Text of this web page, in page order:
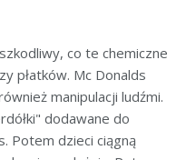
co te chemiczne
płatków. Mc Donalds
manipulacji ludźmi.
dodawane do
Potem dzieci ciągną